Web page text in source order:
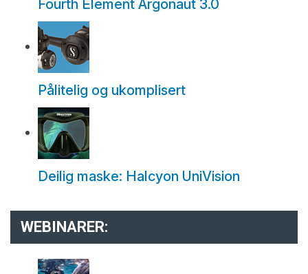
Fourth Element Argonaut 3.0
Pålitelig og ukomplisert
Deilig maske: Halcyon UniVision
WEBINARER: